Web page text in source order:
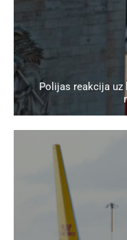
Polijas reakcija uz